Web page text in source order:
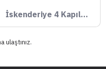
İskenderiye 4 Kapılı Dolap
ulaştınız.